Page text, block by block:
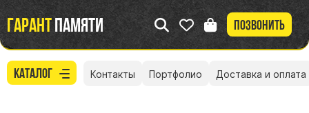
Гарантпамяти Позвонить
Каталог Контакты Портфолио Доставка и оплата